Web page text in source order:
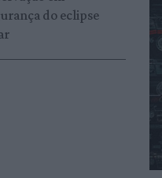
do eclipse